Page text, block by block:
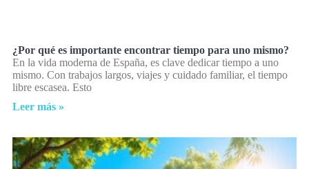
¿Por qué es importante encontrar tiempo para uno mismo?
En la vida moderna de España, es clave dedicar tiempo a uno
mismo. Con trabajos largos, viajes y cuidado familiar, el tiempo
libre escasea. Esto
Leer más »